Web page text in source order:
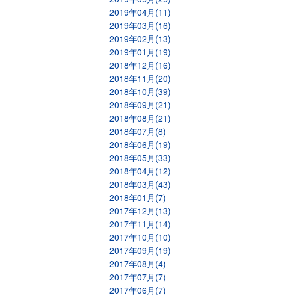
2019年04月(11)
2019年03月(16)
2019年02月(13)
2019年01月(19)
2018年12月(16)
2018年11月(20)
2018年10月(39)
2018年09月(21)
2018年08月(21)
2018年07月(8)
2018年06月(19)
2018年05月(33)
2018年04月(12)
2018年03月(43)
2018年01月(7)
2017年12月(13)
2017年11月(14)
2017年10月(10)
2017年09月(19)
2017年08月(4)
2017年07月(7)
2017年06月(7)